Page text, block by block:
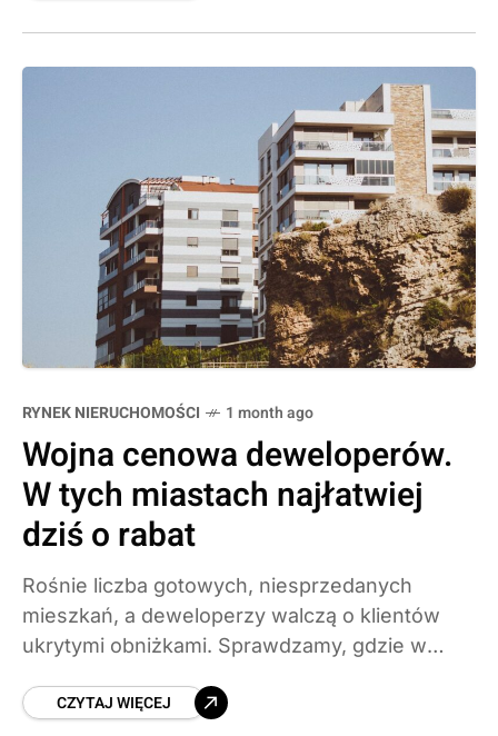
RYNEK NIERUCHOMOŚCI 1 month ago
Wojna cenowa deweloperów.
W tych miastach najłatwiej
dziś o rabat
Rośnie liczba gotowych, niesprzedanych
mieszkań, a deweloperzy walczą o klientów
ukrytymi obniżkami. Sprawdzamy, gdzie w
potrafią spaść ceny.
CZYTAJ WIĘCEJ